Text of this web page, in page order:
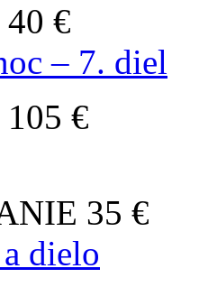
40 €
– 7. diel
105 €
35 €
dielo